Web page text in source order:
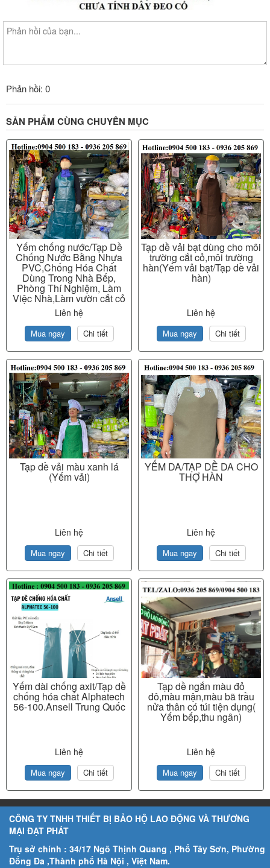
Phản hồi: 0
SẢN PHẨM CÙNG CHUYÊN MỤC
Yếm chống nước/Tạp Dề
Chống Nước Bằng Nhựa
PVC,Chống Hóa Chất
Dùng Trong Nhà Bếp,
Phòng Thí Nghiệm, Làm
Việc Nhà,Làm vườn cắt cỏ
Liên hệ
Mua ngay Chi tiết
Tạp dề vải bạt dùng cho môi
trường cắt cỏ,môi trường
hàn(Yếm vải bạt/Tạp dề vải
hàn)
Liên hệ
Mua ngay Chi tiết
Tạp dề vải màu xanh lá
(Yếm vải)
Liên hệ
Mua ngay Chi tiết
YẾM DA/TẠP DỀ DA CHO
THỢ HÀN
Liên hệ
Mua ngay Chi tiết
Yếm dài chống axit/Tạp dề
chống hóa chất Alphatech
56-100.Ansell Trung Quốc
Liên hệ
Mua ngay Chi tiết
Tạp dề ngắn màu đỏ
đô,màu mận,màu bã trầu
nửa thân có túi tiện dụng(
Yếm bếp,thu ngân)
Liên hệ
Mua ngay Chi tiết
CÔNG TY TNHH THIẾT BỊ BẢO HỘ LAO ĐỘNG VÀ THƯƠNG
MẠI ĐẠT PHÁT
Trụ sở chính : 34/17 Ngõ Thịnh Quang , Phố Tây Sơn, Phường
Đống Đa ,Thành phố Hà Nội , Việt Nam.